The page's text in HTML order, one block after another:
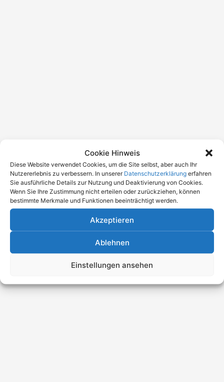
Cookie Hinweis
Diese Website verwendet Cookies, um die Site selbst, aber auch Ihr
Nutzererlebnis zu verbessern. In unserer Datenschutzerklärung erfahren
Sie ausführliche Details zur Nutzung und Deaktivierung von Cookies.
Wenn Sie Ihre Zustimmung nicht erteilen oder zurückziehen, können
bestimmte Merkmale und Funktionen beeinträchtigt werden.
Akzeptieren
Ablehnen
Einstellungen ansehen